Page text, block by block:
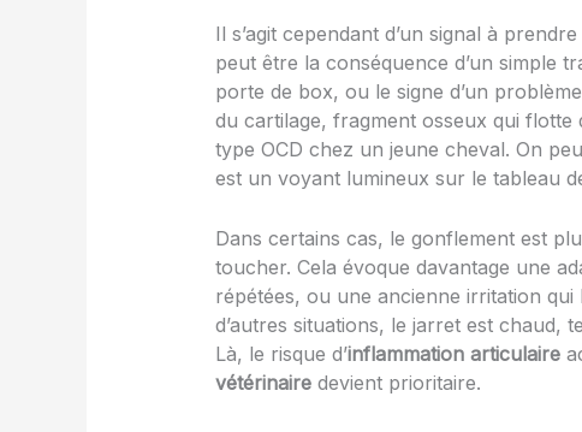
Il s’agit cependant d’un signal à
peut être la conséquence d’un simple
porte de box, ou le signe d’un
du cartilage, fragment osseux qui flotte
type OCD chez un jeune cheval. On
est un voyant lumineux sur le tableau
Dans certains cas, le gonflement est
toucher. Cela évoque davantage une
répétées, ou une ancienne irritation
d’autres situations, le jarret est chaud,
Là, le risque d’inflammation articulaire
vétérinairedevient prioritaire.